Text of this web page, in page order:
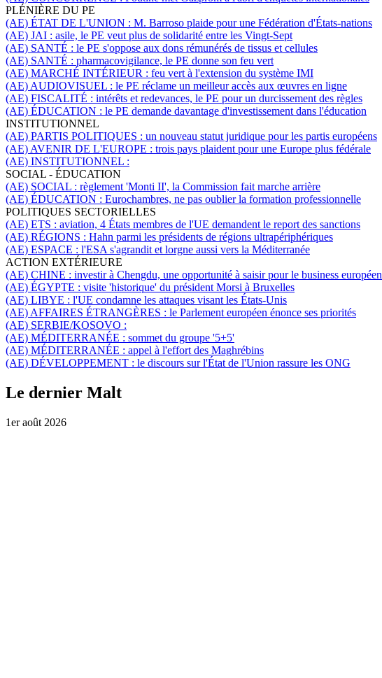
PLÉNIÈRE DU PE
(AE) ÉTAT DE L'UNION : M. Barroso plaide pour une Fédération d'États-nations
(AE) JAI : asile, le PE veut plus de solidarité entre les Vingt-Sept
(AE) SANTÉ : le PE s'oppose aux dons rémunérés de tissus et cellules
(AE) SANTÉ : pharmacovigilance, le PE donne son feu vert
(AE) MARCHÉ INTÉRIEUR : feu vert à l'extension du système IMI
(AE) AUDIOVISUEL : le PE réclame un meilleur accès aux œuvres en ligne
(AE) FISCALITÉ : intérêts et redevances, le PE pour un durcissement des règles
(AE) ÉDUCATION : le PE demande davantage d'investissement dans l'éducation
INSTITUTIONNEL
(AE) PARTIS POLITIQUES : un nouveau statut juridique pour les partis européens
(AE) AVENIR DE L'EUROPE : trois pays plaident pour une Europe plus fédérale
(AE) INSTITUTIONNEL :
SOCIAL - ÉDUCATION
(AE) SOCIAL : règlement 'Monti II', la Commission fait marche arrière
(AE) ÉDUCATION : Eurochambres, ne pas oublier la formation professionnelle
POLITIQUES SECTORIELLES
(AE) ETS : aviation, 4 États membres de l'UE demandent le report des sanctions
(AE) RÉGIONS : Hahn parmi les présidents de régions ultrapériphériques
(AE) ESPACE : l'ESA s'agrandit et lorgne aussi vers la Méditerranée
ACTION EXTÉRIEURE
(AE) CHINE : investir à Chengdu, une opportunité à saisir pour le business européen
(AE) ÉGYPTE : visite 'historique' du président Morsi à Bruxelles
(AE) LIBYE : l'UE condamne les attaques visant les États-Unis
(AE) AFFAIRES ÉTRANGÈRES : le Parlement européen énonce ses priorités
(AE) SERBIE/KOSOVO :
(AE) MÉDITERRANÉE : sommet du groupe '5+5'
(AE) MÉDITERRANÉE : appel à l'effort des Maghrébins
(AE) DÉVELOPPEMENT : le discours sur l'État de l'Union rassure les ONG
Le dernier Malt
1er août 2026